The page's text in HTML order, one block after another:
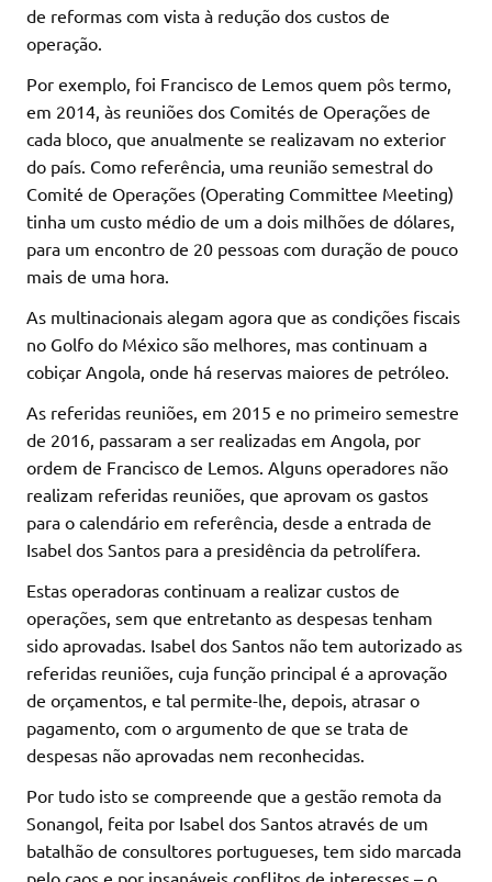
de reformas com vista à redução dos custos de
operação.
Por exemplo, foi Francisco de Lemos quem pôs termo,
em 2014, às reuniões dos Comités de Operações de
cada bloco, que anualmente se realizavam no exterior
do país. Como referência, uma reunião semestral do
Comité de Operações (Operating Committee Meeting)
tinha um custo médio de um a dois milhões de dólares,
para um encontro de 20 pessoas com duração de pouco
mais de uma hora.
As multinacionais alegam agora que as condições fiscais
no Golfo do México são melhores, mas continuam a
cobiçar Angola, onde há reservas maiores de petróleo.
As referidas reuniões, em 2015 e no primeiro semestre
de 2016, passaram a ser realizadas em Angola, por
ordem de Francisco de Lemos. Alguns operadores não
realizam referidas reuniões, que aprovam os gastos
para o calendário em referência, desde a entrada de
Isabel dos Santos para a presidência da petrolífera.
Estas operadoras continuam a realizar custos de
operações, sem que entretanto as despesas tenham
sido aprovadas. Isabel dos Santos não tem autorizado as
referidas reuniões, cuja função principal é a aprovação
de orçamentos, e tal permite-lhe, depois, atrasar o
pagamento, com o argumento de que se trata de
despesas não aprovadas nem reconhecidas.
Por tudo isto se compreende que a gestão remota da
Sonangol, feita por Isabel dos Santos através de um
batalhão de consultores portugueses, tem sido marcada
pelo caos e por insanáveis conflitos de interesses – o